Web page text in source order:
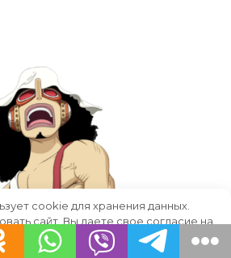
cookie для хранения данных.
сайт, Вы даете свое согласие на
с этими файлами.
OK